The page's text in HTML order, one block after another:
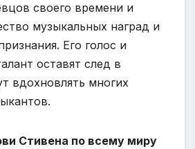
своего времени и
музыкальных наград и
Его голос и
оставят след в
вдохновлять многих
Стивена по всему миру